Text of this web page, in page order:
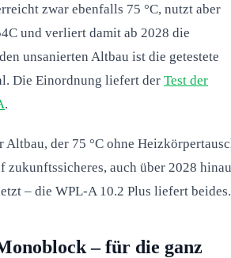
zwar ebenfalls 75 °C, nutzt aber
und verliert damit ab 2028 die
unsanierten Altbau ist die getestete
Die Einordnung liefert der Test der
.
Altbau, der 75 °C ohne
zukunftssicheres, auch über 2028
– die WPL-A 10.2 Plus liefert beides.
– für die ganz